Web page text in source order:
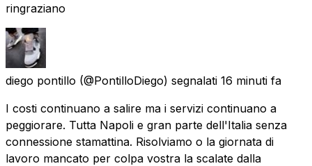
ringraziano
diego pontillo (@PontilloDiego) segnalati 16 minuti fa
I costi continuano a salire ma i servizi continuano a
peggiorare. Tutta Napoli e gran parte dell'Italia senza
connessione stamattina. Risolviamo o la giornata di
lavoro mancato per colpa vostra la scalate dalla